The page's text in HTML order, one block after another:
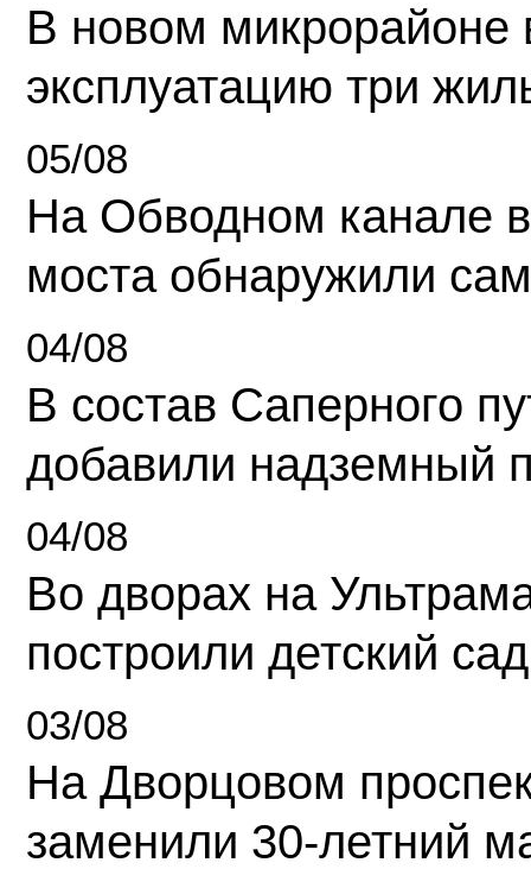
В новом микрорайоне
эксплуатацию три
05/08
На Обводном канале
моста обнаружили
04/08
В состав Саперного
добавили надземный
04/08
Во дворах на
построили детский сад
03/08
На Дворцовом
заменили 30-летний